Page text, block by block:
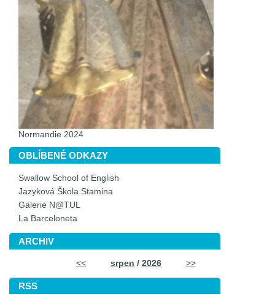
Normandie 2024
OBLÍBENÉ ODKAZY
Swallow School of English
Jazyková Škola Stamina
Galerie N@TUL
La Barceloneta
ARCHIV
<< srpen / 2026 >>
RSS